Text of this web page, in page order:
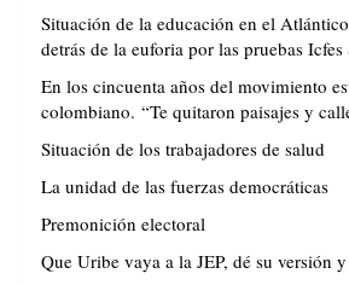
Situación de la educación en el
detrás de la euforia por las pruebas Icfes
En los cincuenta años del movimiento
colombiano. “Te quitaron paisajes y
Situación de los trabajadores de salud
La unidad de las fuerzas democráticas
Premonición electoral
Que Uribe vaya a la JEP, dé su versión